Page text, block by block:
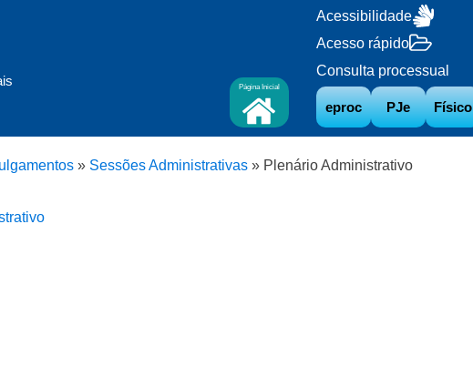
Página Inicial
Acessibilidade
Acesso rápido
Consulta processual
eproc PJe Físico
» Sessões Administrativas » Plenário Administrativo